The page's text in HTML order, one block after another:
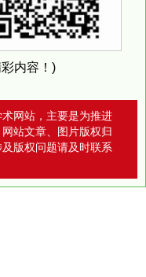
内容！)
网站，主要是为推进
站文章、图片版权归
版权问题请及时联系